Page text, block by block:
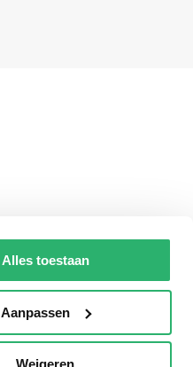
Alles toestaan
Aanpassen
Weigeren